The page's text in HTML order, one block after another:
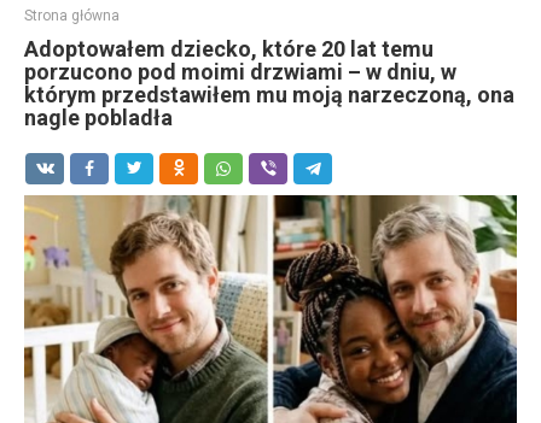
Strona główna
Adoptowałem dziecko, które 20 lat temu
porzucono pod moimi drzwiami – w dniu, w
którym przedstawiłem mu moją narzeczoną, ona
nagle pobladła